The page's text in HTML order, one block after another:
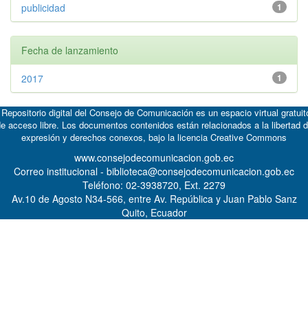
1
publicidad
Fecha de lanzamiento
1
2017
digital del Consejo de Comunicación es un espacio virtual
acceso libre. Los documentos contenidos están relacionados a la libertad
expresión y derechos conexos, bajo la licencia Creative Commons
www.consejodecomunicacion.gob.ec
Correo institucional - biblioteca@consejodecomunicacion.gob.ec
Teléfono: 02-3938720, Ext. 2279
Av.10 de Agosto N34-566, entre Av. República y Juan Pablo Sanz
Quito, Ecuador